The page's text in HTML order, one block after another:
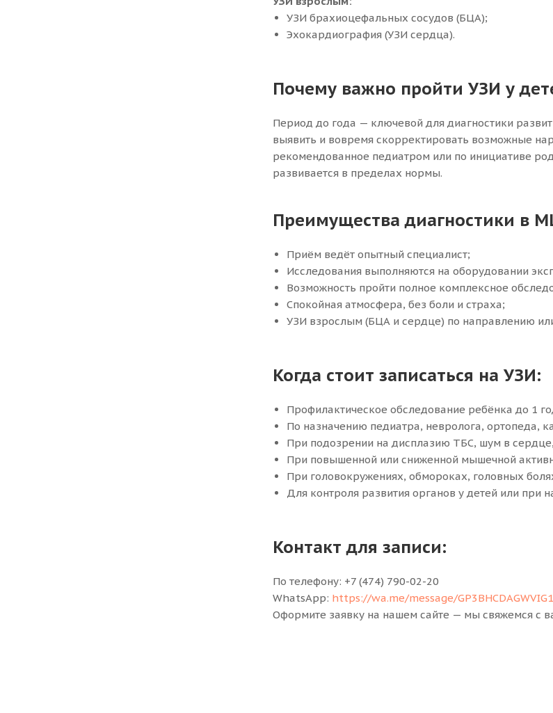
УЗИ брахиоцефальных сосудов (БЦА);
Эхокардиография (УЗИ сердца).
Почему важно пройти УЗИ у
Период до года — ключевой для диагностики
выявить и вовремя скорректировать возможные
рекомендованное педиатром или по инициативе
развивается в пределах нормы.
Преимущества диагностики в
Приём ведёт опытный специалист;
Исследования выполняются на оборудовании
Возможность пройти полное комплексное
Спокойная атмосфера, без боли и страха;
УЗИ взрослым (БЦА и сердце) по направлению
Когда стоит записаться на УЗИ:
Профилактическое обследование ребёнка до 1
По назначению педиатра, невролога, ортопеда,
При подозрении на дисплазию ТБС, шум в
При повышенной или сниженной мышечной
При головокружениях, обмороках, головных
Для контроля развития органов у детей или при
Контакт для записи:
По телефону: +7 (474) 790-02-20
WhatsApp: https://wa.me/message/GP3BHCDAGWVIG1
Оформите заявку на нашем сайте — мы свяжемся с